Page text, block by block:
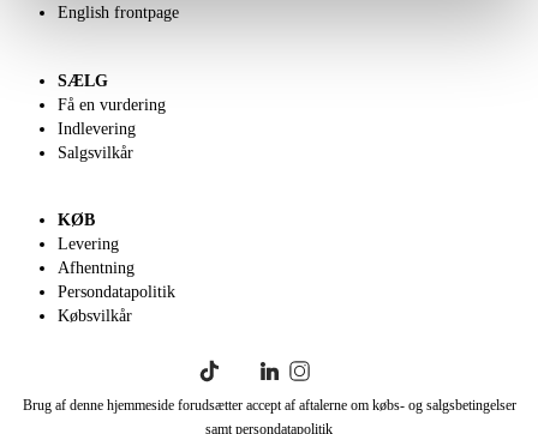
English frontpage
SÆLG
Få en vurdering
Indlevering
Salgsvilkår
KØB
Levering
Afhentning
Persondatapolitik
Købsvilkår
Brug af denne hjemmeside forudsætter accept af aftalerne om købs- og salgsbetingelser
samt persondatapolitik